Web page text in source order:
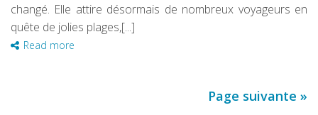
changé. Elle attire désormais de nombreux voyageurs en
quête de jolies plages,[...]
Read more
Page suivante »